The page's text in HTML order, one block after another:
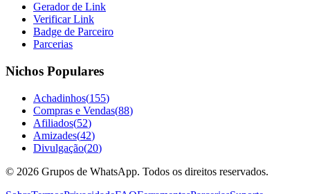
Gerador de Link
Verificar Link
Badge de Parceiro
Parcerias
Nichos Populares
Achadinhos(155)
Compras e Vendas(88)
Afiliados(52)
Amizades(42)
Divulgação(20)
© 2026 Grupos de WhatsApp. Todos os direitos reservados.